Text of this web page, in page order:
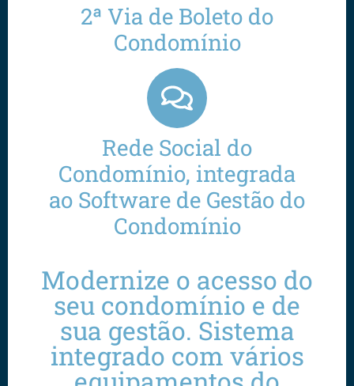
2ª Via de Boleto do
Condomínio
Rede Social do
Condomínio, integrada
ao Software de Gestão do
Condomínio
Modernize o acesso do
seu condomínio e de
sua gestão. Sistema
integrado com vários